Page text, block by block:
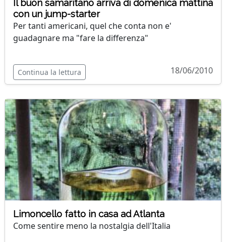
Il buon samaritano arriva di domenica mattina
con un jump-starter
Per tanti americani, quel che conta non e'
guadagnare ma "fare la differenza"
Continua la lettura 18/06/2010
Limoncello fatto in casa ad Atlanta
Come sentire meno la nostalgia dell'Italia